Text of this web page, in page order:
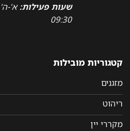
שעות פעילות:
09:30
קטגוריות מובילות
מזגנים
ריהוט
מקררי יין